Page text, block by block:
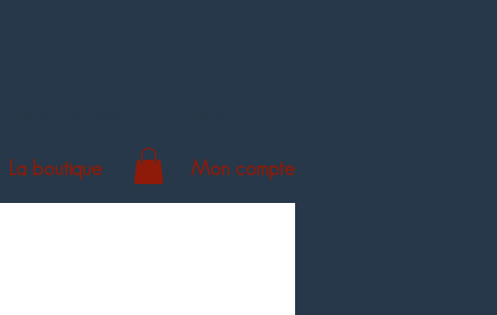
La boutique Mon compte